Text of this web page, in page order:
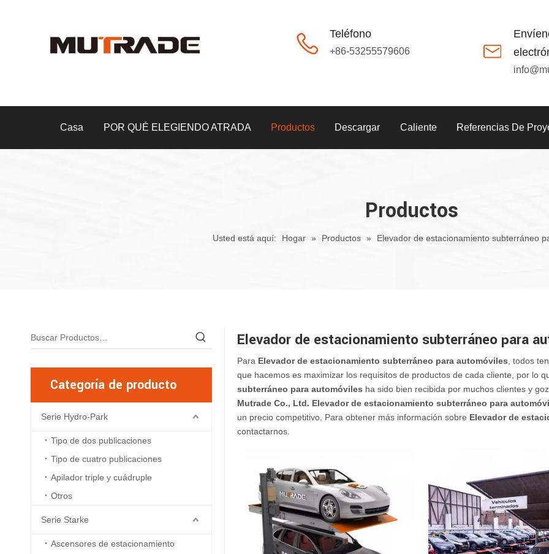
Teléfono
+86-53255579606
Casa POR QUÉ ELEGIENDO ATRADA Productos Descargar Caliente Referencias De
Productos
Usted está aquí: Hogar » Productos » Elevador de estacionamiento subterráneo
Categoría de producto
Serie Hydro-Park
Tipo de dos publicaciones
Tipo de cuatro publicaciones
Apilador triple y cuádruple
Otros
Serie Starke
Ascensores de estacionamiento
Elevador de estacionamiento subterráneo para
Para Elevador de estacionamiento subterráneo para automóviles , todos
que hacemos es maximizar los requisitos de productos de cada cliente, por lo
subterráneo para automóviles ha sido bien recibida por muchos clientes y
Mutrade Co., Ltd. Elevador de estacionamiento subterráneo para
un precio competitivo. Para obtener más información sobre Elevador de
contactarnos.